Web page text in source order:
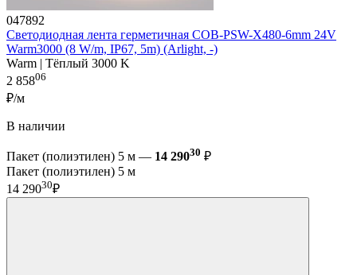
047892
Светодиодная лента герметичная COB-PSW-X480-6mm 24V
Warm3000 (8 W/m, IP67, 5m) (Arlight, -)
Warm | Тёплый 3000 K
2 85806
₽/м
В наличии
Пакет (полиэтилен) 5 м — 14 29030 ₽
Пакет (полиэтилен) 5 м
14 29030₽